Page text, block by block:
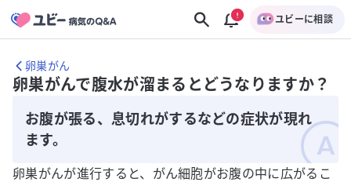
ユビーに相談
卵巣がん
卵巣がんで腹水が溜まるとどうなりますか？
お腹が張る、息切れがするなどの症状が現れ
ます。
卵巣がんが進行すると、がん細胞がお腹の中に広がるこ